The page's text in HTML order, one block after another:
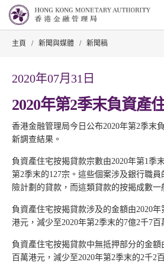
主頁 / 新聞與媒體 / 新聞稿
2020年07月31日
2020年第2季末負資產
香港金融管理局今日公布2020年第2季末
新調查結果。
負資產住宅按揭貸款宗數由2020年第1季
第2季末的127宗。這些個案涉及銀行職
險計劃的貸款，而這類貸款的按揭成數一
負資產住宅按揭貸款涉及的金額由2020年
港元，減少至2020年第2季末的7億2千7百
負資產住宅按揭貸款中無抵押部分的金額
百萬港元，減少至2020年第2季末的2千2